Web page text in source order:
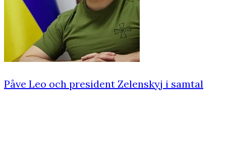
Påve Leo och president Zelenskyj i samtal